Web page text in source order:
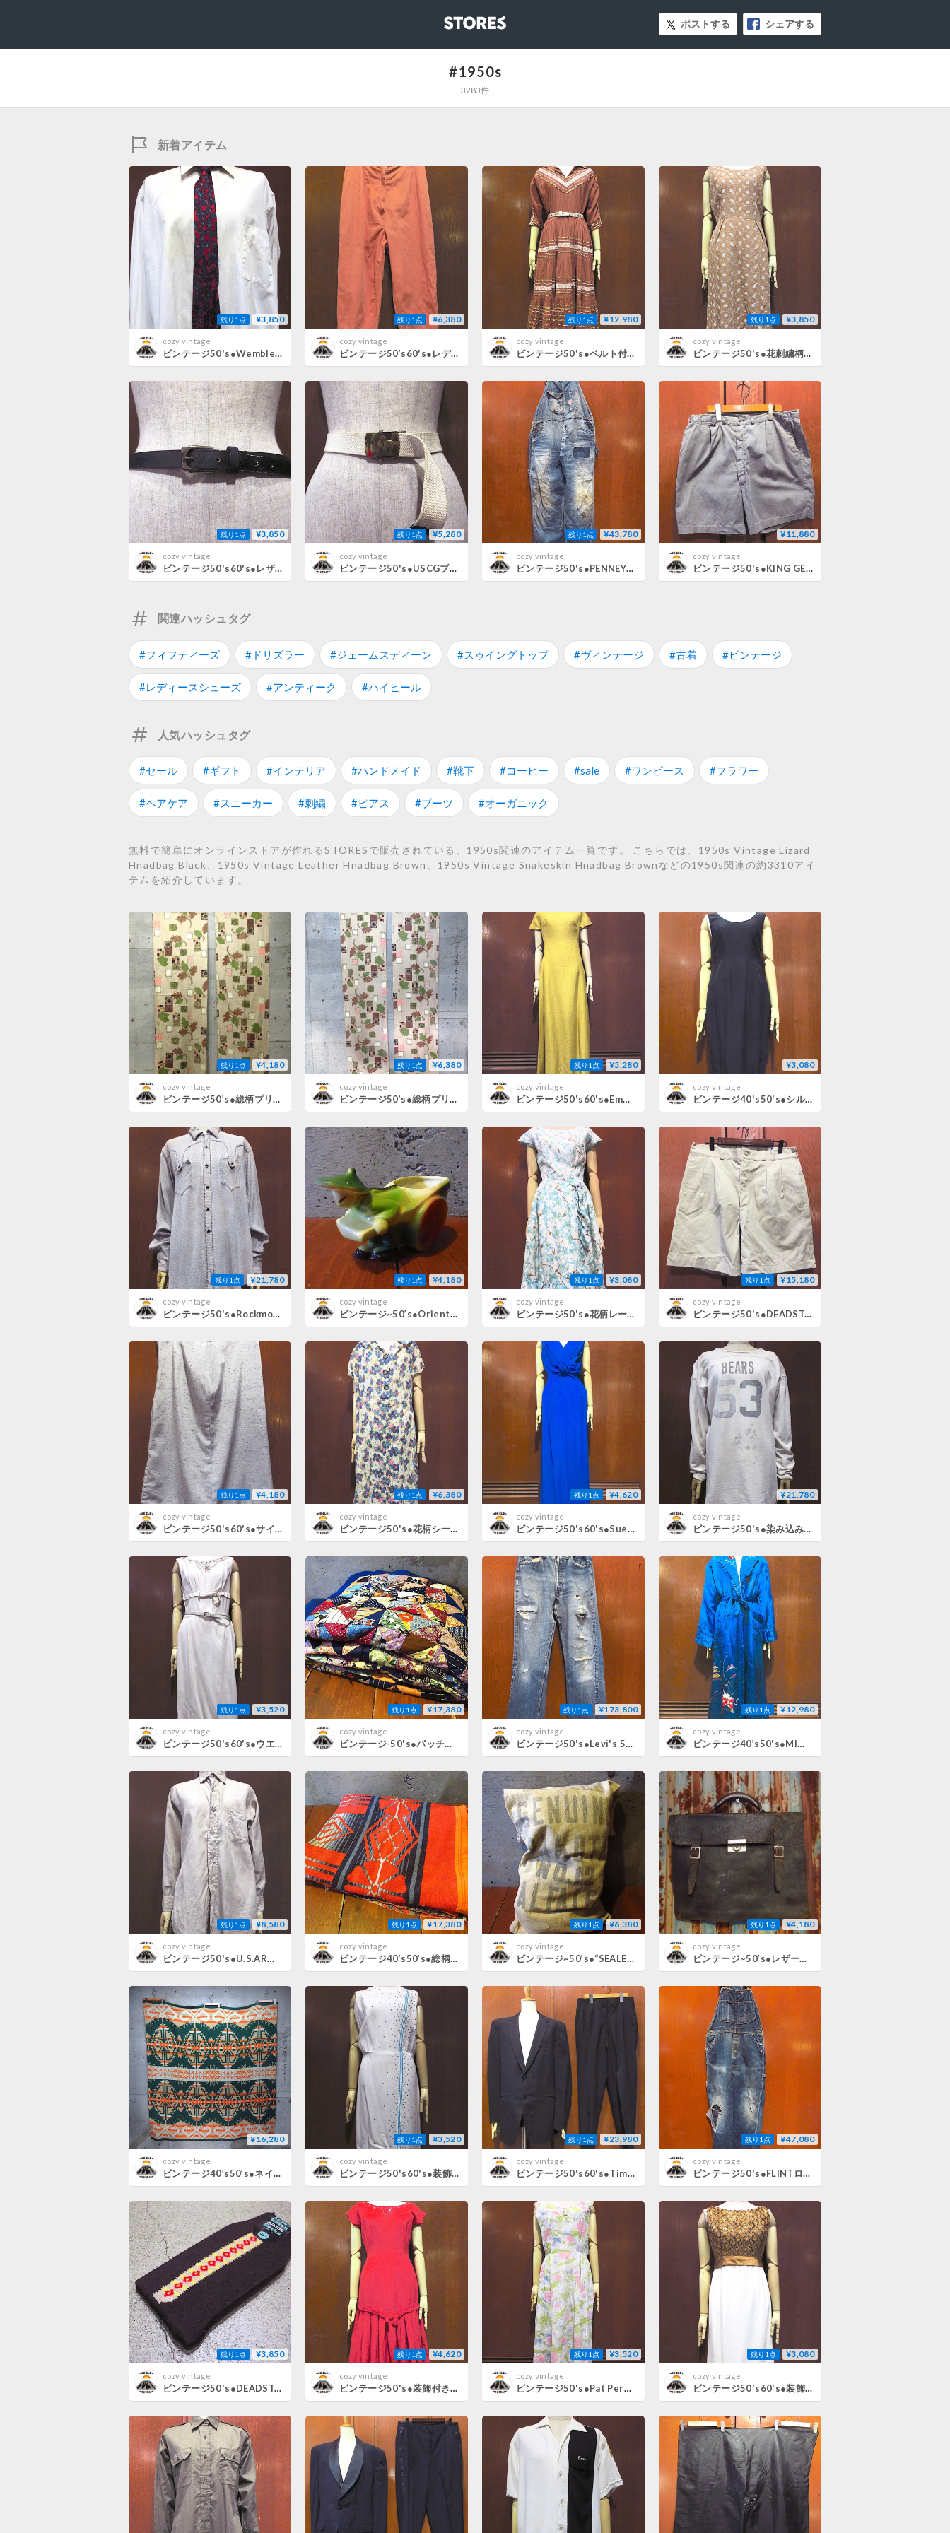
STORES ポストする シェアする
#1950s
3283件
新着アイテム
残り1点 ¥3,850
cozy vintage
ビンテージ50's●Wembleyペイズリー柄シルクネクタイ●260805m2-nctウェンブリーファッション雑貨小物
残り1点 ¥6,380
cozy vintage
ビンテージ50’s60's●レディースコットンパンツピンク実寸W62cm●260804m4-w-pnt-ot-w25ボトムス古着
残り1点 ¥12,980
cozy vintage
ビンテージ50's●ベルト付きウエスタンワンピース長袖ワンピース茶●260804m2-w-lsdrsドレスレディース古着
残り1点 ¥3,850
cozy vintage
ビンテージ50's●花刺繍柄ノースリーブワンピース●260804m1-w-nsdrsドレスレディース古着
残り1点 ¥3,850
cozy vintage
ビンテージ50's60's●レザーベルト黒●260802m8-bltファッション雑貨小物
残り1点 ¥5,280
cozy vintage
ビンテージ50's●USCGブラスバックルガチャベルト白●260802m7-bltミリタリー米国沿岸警備隊ファッション雑貨小物
残り1点 ¥43,780
cozy vintage
ビンテージ50's●PENNEYローバックデニムオーバーオール実寸W100cm●260801m8-m-oval-w39ペニーズボロメンズ古着
¥11,880
cozy vintage
ビンテージ50's●KING GEEコットンハーフパンツグレー実寸W89cm●260801m4-m-sht-w35ボトムスメンズ古着
関連ハッシュタグ
#フィフティーズ #ドリズラー #ジェームスディーン #スゥイングトップ #ヴィンテージ #古着 #ビンテージ
#レディースシューズ #アンティーク #ハイヒール
人気ハッシュタグ
#セール #ギフト #インテリア #ハンドメイド #靴下 #コーヒー #sale #ワンピース #フラワー
#ヘアケア #スニーカー #刺繍 #ピアス #ブーツ #オーガニック
無料で簡単にオンラインストアが作れるSTORESで販売されている、1950s関連のアイテム一覧です。 こちらでは、1950s Vintage Lizard
Hnadbag Black、1950s Vintage Leather Hnadbag Brown、1950s Vintage Snakeskin Hnadbag Brownなどの1950s関連の約3310アイ
テムを紹介しています。
残り1点 ¥4,180
cozy vintage
ビンテージ50’s●総柄プリントカーテン2点セットsize 約51cm×約171cm B●260801j3-fbr雑貨1950sインテリア
残り1点 ¥6,380
cozy vintage
ビンテージ50’s●総柄プリントカーテン2点セットsize 約51cm×約212.5cm A●260801j2-fbr雑貨1950sインテリア
残り1点 ¥5,280
cozy vintage
ビンテージ50's60's●Emma Domb半袖ワンピース黄size 7●260731m4-w-ssdrsドレスレディース古着
¥3,080
cozy vintage
ビンテージ40's50's●シルクノースリーブワンピース黒●260731m3-w-nsdrsアンダードレスレディース古着
残り1点 ¥21,780
cozy vintage
ビンテージ50's●Rockmount織柄長袖ウエスタンシャツ●260731m2-m-lssh-wstnロックマウントトップスメンズ古着
残り1点 ¥4,180
cozy vintage
ビンテージ~50’s●Oriental Man Pulling Rickshawセラミックフラワーベース●260730d3-otclct陶器インテリア雑貨花瓶
残り1点 ¥3,080
cozy vintage
ビンテージ50's●花柄レーヨン半袖ワンピース●260729m6-w-ssdrsドレスレディース古着
残り1点 ¥15,180
cozy vintage
ビンテージ50's●DEADSTOCK FRENCH ARMY M-52ツータックチノショーツsize 5●260729m2-m-sht-w36フランス軍デッドストック古着
残り1点 ¥4,180
cozy vintage
ビンテージ50's60's●サイドジップ付きネップ織り台形スカートグレー実寸W74cm●260728m3-w-skt-w29ボトムスレディース古着
残り1点 ¥6,380
cozy vintage
ビンテージ50's●花柄シースルーノースリーブワンピース●260727m6-w-nsdrsドレスレディース古着
残り1点 ¥4,620
cozy vintage
ビンテージ50's60's●Sue Leslieレーヨンノースリーブワンピース青●260727m4-w-nsdrsパーティードレスレディース古着
¥21,780
cozy vintage
ビンテージ50's●染み込みプリントナンバリングフットボールTシャツ白●260726m2-m-lstshアスレチックトップスメンズ古着
残り1点 ¥3,520
cozy vintage
ビンテージ50's60's●ウエストベルト付きノースリーブワンピース生成り●260725m6-w-nsdrsドレスレディース古着
残り1点 ¥17,380
cozy vintage
ビンテージ-50's●パッチワークキルトブランケットsize約178cm ×約213cm●260725j7-fbr布団ファブリック1950s
残り1点 ¥173,800
cozy vintage
ビンテージ50's●Levi's 501xx実寸W80cm●260725m1-m-pnt-jns-w31リーバイスジーンズデニムパンツ隠しリベットVステッチメンズ古着
残り1点 ¥12,980
cozy vintage
ビンテージ40’s50's●MIMATSUオリエンタル刺繍中綿入りサテンガウン青size M●260724m4-m-gwnバスローブアウターメンズ古着
残り1点 ¥8,580
cozy vintage
ビンテージ50's●U.S.ARMYコットンポプリン長袖シャツカーキsize 14●260724m2-m-lssh-mltミリタリートップスメンズ古着
残り1点 ¥17,380
cozy vintage
ビンテージ40’s50’s●総柄ブランケットsize 約180cm×202cm●260724j8-blk古着1940s1950s何学模様アウトドア
残り1点 ¥6,380
cozy vintage
ビンテージ~50’s●“SEALED GENUINE DAKOTA NO.12 ALFALFA”ステンシル入りシードバッグ●260723d5-bag-ot袋1950s農業
残り1点 ¥4,180
cozy vintage
ビンテージ~50’s●レザーブリーフケース黒●260723d2-bag-brf革鞄ビジネスバッグ1950s
¥16,280
cozy vintage
ビンテージ40’s50’s●ネイティブ柄コットンブランケット約185cm × 約190cm●260722j8-fbr古着1940s1950s生地
残り1点 ¥3,520
cozy vintage
ビンテージ50's60's●装飾付きノースリーブワンピース白●260722m5-w-nsdrsドレスレディース古着
残り1点 ¥23,980
cozy vintage
ビンテージ50's60's●Timely Clothesストライプウール2Bスーツツーピース●260722m1-m-suitセットアップフォーマルメンズ古着
残り1点 ¥47,080
cozy vintage
ビンテージ50's●FLINTローバックデニムオーバーオール実寸W84cm●260721m8-m-oval-w33ボロワークウェアメンズ古着
残り1点 ¥3,850
cozy vintage
ビンテージ50's●DEADSTOCKコットンソックス●260721m5-m-scsデッドストック靴下ファッション雑貨小物
残り1点 ¥4,620
cozy vintage
ビンテージ50's●装飾付きノースリーブワンピース赤●260721m3-w-nsdrsドレスレディース古着
残り1点 ¥3,520
cozy vintage
ビンテージ50's●Pat Perkins花柄コットンノースリーブワンピースsize 18●260721m1-w-nsdrsドレスレディース古着
残り1点 ¥3,080
cozy vintage
ビンテージ50's60's●装飾付きレーヨンノースリーブワンピース●260720m4-w-nsdrsドレスレディース古着